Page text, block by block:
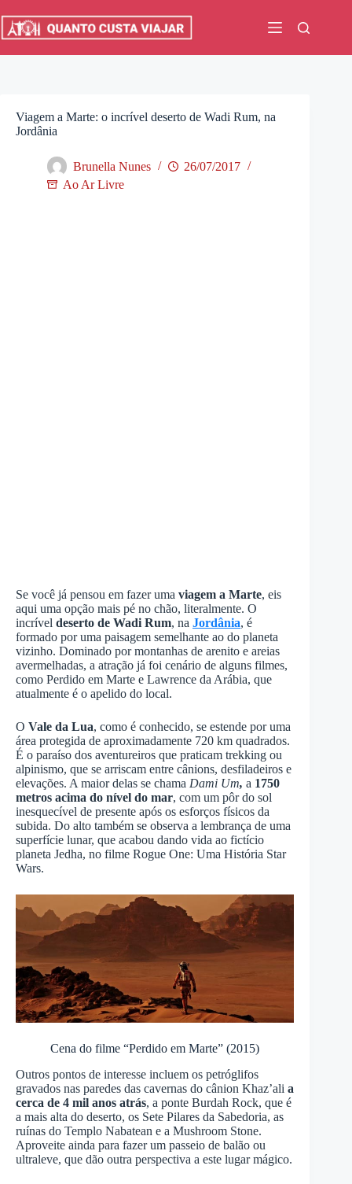
para
Viagem a Marte: o incrível deserto de Wadi Rum, na
Jordânia
Brunella Nunes
26/07/2017
Ao Ar Livre
Se você já pensou em fazer uma viagem a Marte, eis
aqui uma opção mais pé no chão, literalmente. O
incrível deserto de Wadi Rum, na Jordânia, é
formado por uma paisagem semelhante ao do planeta
vizinho. Dominado por montanhas de arenito e areias
avermelhadas, a atração já foi cenário de alguns filmes,
como Perdido em Marte e Lawrence da Arábia, que
atualmente é o apelido do local.
O Vale da Lua, como é conhecido, se estende por uma
área protegida de aproximadamente 720 km quadrados.
É o paraíso dos aventureiros que praticam trekking ou
alpinismo, que se arriscam entre cânions, desfiladeiros e
elevações. A maior delas se chama Dami Um, a 1750
metros acima do nível do mar, com um pôr do sol
inesquecível de presente após os esforços físicos da
subida. Do alto também se observa a lembrança de uma
superfície lunar, que acabou dando vida ao fictício
planeta Jedha, no filme Rogue One: Uma História Star
Wars.
Cena do filme “Perdido em Marte” (2015)
Outros pontos de interesse incluem os petróglifos
gravados nas paredes das cavernas do cânion Khaz’ali a
cerca de 4 mil anos atrás, a ponte Burdah Rock, que é
a mais alta do deserto, os Sete Pilares da Sabedoria, as
ruínas do Templo Nabatean e a Mushroom Stone.
Aproveite ainda para fazer um passeio de balão ou
ultraleve, que dão outra perspectiva a este lugar mágico.